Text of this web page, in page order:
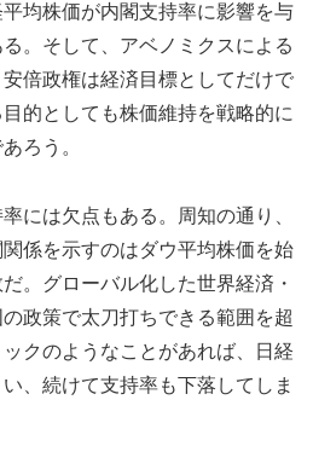
均株価が内閣支持率に影響を与
。そして、アベノミクスによる
倍政権は経済目標としてだけで
的としても株価維持を戦略的に
ろう。
には欠点もある。周知の通り、
係を示すのはダウ平均株価を始
。グローバル化した世界経済・
政策で太刀打ちできる範囲を超
クのようなことがあれば、日経
、続けて支持率も下落してしま